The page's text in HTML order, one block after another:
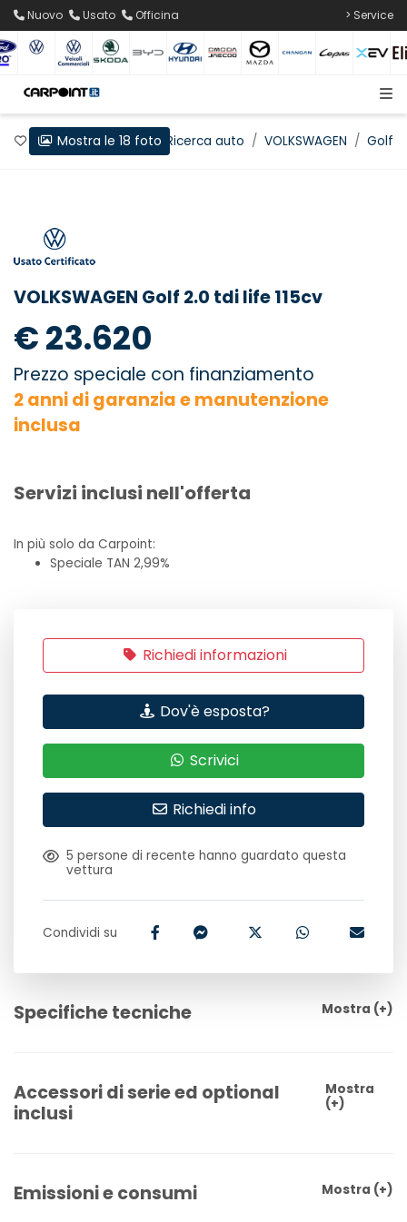
Nuovo Usato Officina > Service
Preferiti Home Ricerca auto VOLKSWAGEN Golf
Mostra le 18 foto
VOLKSWAGEN Golf 2.0 tdi life 115cv
€ 23.620
Prezzo speciale con finanziamento
2 anni di garanzia e manutenzione
inclusa
Servizi inclusi nell'offerta
In più solo da Carpoint:
Speciale TAN 2,99%
Richiedi informazioni
Dov'è esposta?
Scrivici
Richiedi info
5 persone di recente hanno guardato questa
vettura
Condividi su
Specifiche tecniche Mostra (+)
Accessori di serie ed optional
inclusi
Mostra
(+)
Emissioni e consumi Mostra (+)